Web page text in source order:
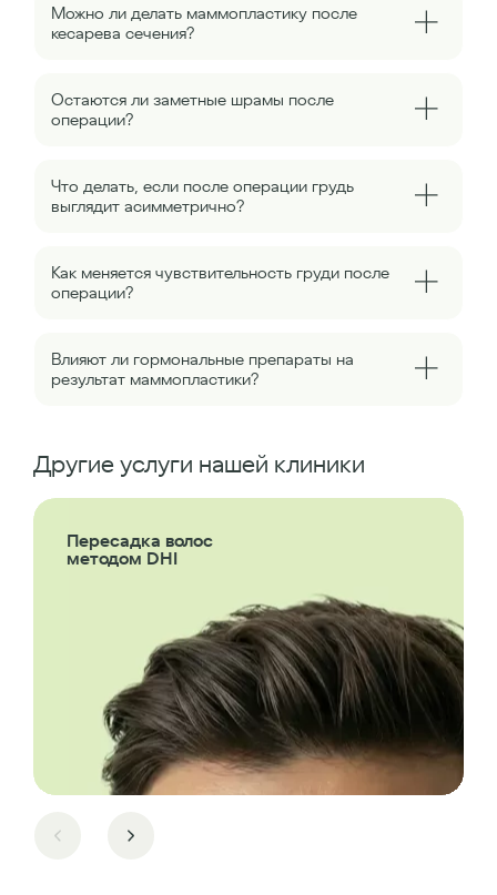
Можно ли делать маммопластику после
кесарева сечения?
Остаются ли заметные шрамы после
операции?
Что делать, если после операции грудь
выглядит асимметрично?
Как меняется чувствительность груди после
операции?
Влияют ли гормональные препараты на
результат маммопластики?
Другие услуги нашей клиники
Пересадка волос
методом DHI